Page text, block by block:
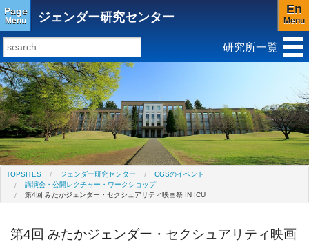
Page
Menu ジェンダー研究センター
En
Menu
研究所トップ 教育研究所
キリスト教と文化研究所 アジア文化研究所
平和研究所 グローバル言語教育研究センター(閉所)
ジェンダー研究センター
研究所一覧
TOPSITES ジェンダー研究センター
CGSのイベント
講演会・公開レクチャー・ワークショップ
第4回 みたかジェンダー・セクシュアリティ映画祭 IN ICU
第4回 みたかジェンダー・セクシュアリティ映画